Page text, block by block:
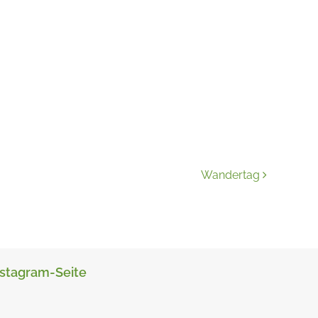
Wandertag
Seite